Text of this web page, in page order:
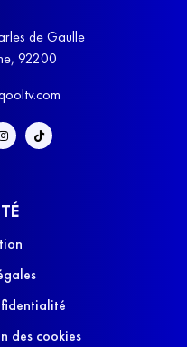
de Gaulle
92200
des cookies